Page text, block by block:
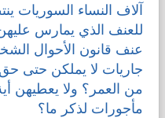
آلاف النساء السوريات
للعنف الذي يمارس
عنف قانون الأحوال
جاريات لا يملكن حتى
من العمر؟ ولا يعطيهن
مأجورات لذكر ما؟